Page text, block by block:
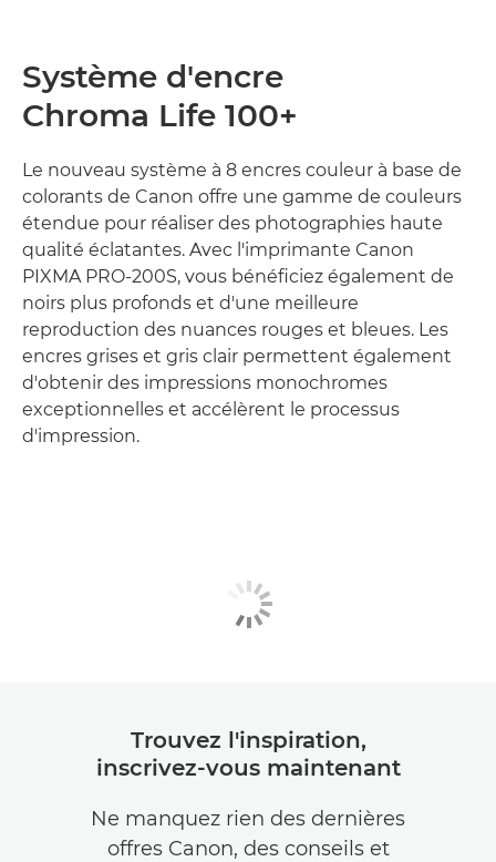
Système d'encre
Chroma Life 100+
Le nouveau système à 8 encres couleur à base de
colorants de Canon offre une gamme de couleurs
étendue pour réaliser des photographies haute
qualité éclatantes. Avec l'imprimante Canon
PIXMA PRO-200S, vous bénéficiez également de
noirs plus profonds et d'une meilleure
reproduction des nuances rouges et bleues. Les
encres grises et gris clair permettent également
d'obtenir des impressions monochromes
exceptionnelles et accélèrent le processus
d'impression.
Trouvez l'inspiration,
inscrivez-vous maintenant
Ne manquez rien des dernières
offres Canon, des conseils et